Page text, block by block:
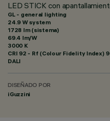
LED STICK con
GL - general lighting
24.9 W system
1728 lm (sistema)
69.4 lm/W
3000 K
CRI 92 - Rf (Colour Fidelity Index)
DALI
DISEÑADO POR
iGuzzini